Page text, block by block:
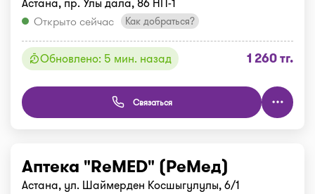
Открыто сейчас
Как добраться?
Обновлено: 5 мин. назад 1 260 тг.
Связаться
Аптека "ReMED" (РеМед)
Астана, ул. Шаймерден Косшыгулулы, 6/1